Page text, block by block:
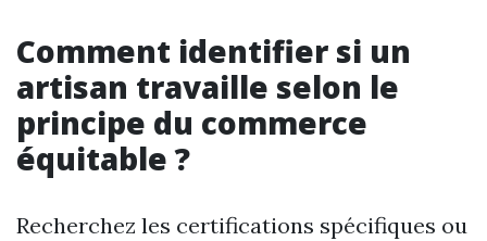
Comment identifier si un
artisan travaille selon le
principe du commerce
équitable ?
Recherchez les certifications spécifiques ou